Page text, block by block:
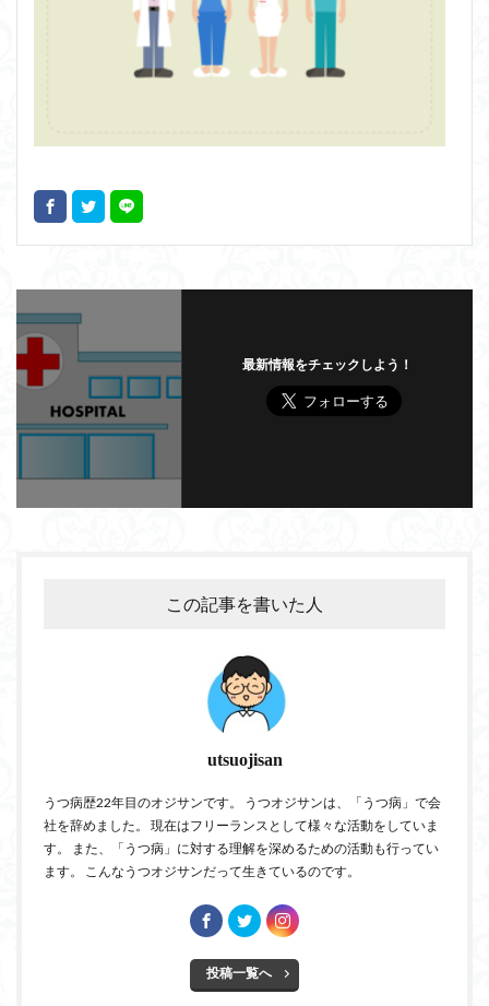
最新情報をチェックしよう！
この記事を書いた人
utsuojisan
うつ病歴22年目のオジサンです。 うつオジサンは、「うつ病」で会
社を辞めました。 現在はフリーランスとして様々な活動をしていま
す。 また、「うつ病」に対する理解を深めるための活動も行ってい
ます。 こんなうつオジサンだって生きているのです。
投稿一覧へ